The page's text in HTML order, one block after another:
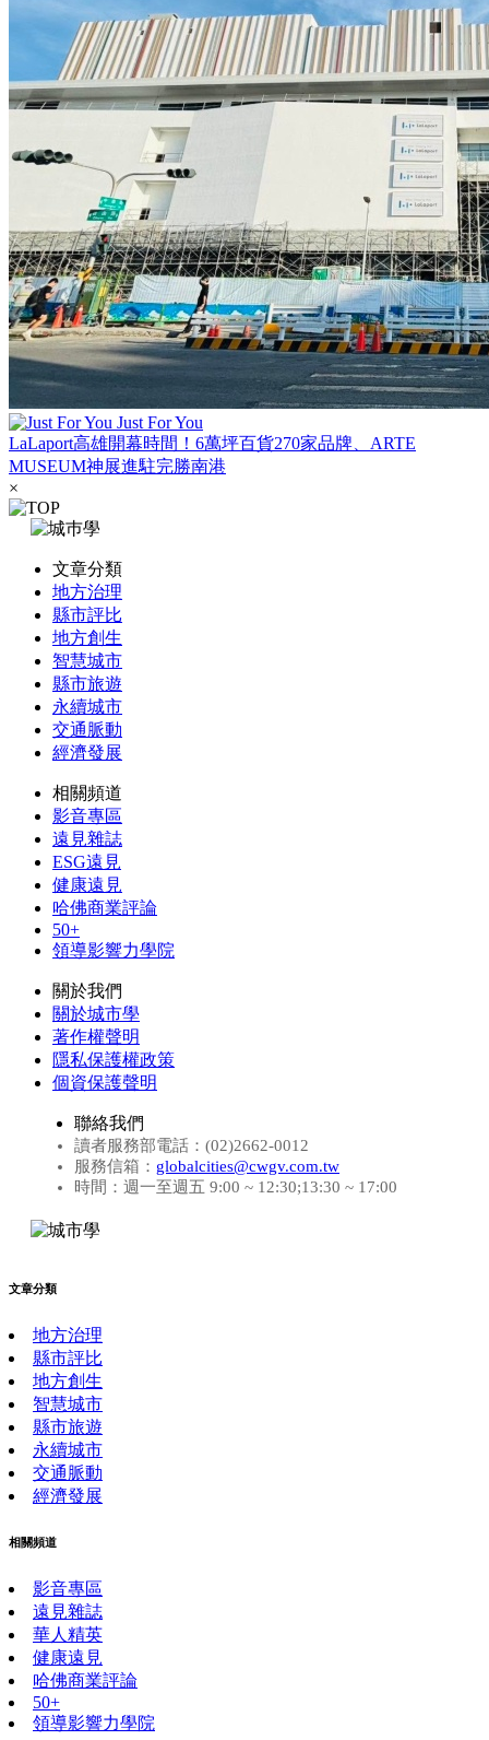
Just For You
LaLaport高雄開幕時間！6萬坪百貨270家品牌、ARTE
MUSEUM神展進駐完勝南港
×
文章分類
地方治理
縣市評比
地方創生
智慧城市
縣市旅遊
永續城市
交通脈動
經濟發展
相關頻道
影音專區
遠見雜誌
ESG遠見
健康遠見
哈佛商業評論
50+
領導影響力學院
關於我們
關於城市學
著作權聲明
隱私保護權政策
個資保護聲明
聯絡我們
讀者服務部電話：(02)2662-0012
服務信箱： globalcities@cwgv.com.tw
時間：週一至週五 9:00 ~ 12:30;13:30 ~ 17:00
文章分類
地方治理
縣市評比
地方創生
智慧城市
縣市旅遊
永續城市
交通脈動
經濟發展
相關頻道
影音專區
遠見雜誌
華人精英
健康遠見
哈佛商業評論
50+
領導影響力學院